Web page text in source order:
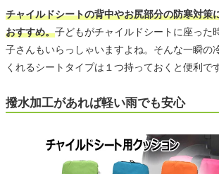
チャイルドシートの背中やお尻部分の防寒対策
おすすめ。子どもがチャイルドシートに座った
子さんもいらっしゃいますよね。そんな一瞬の
くれるシートタイプは１つ持っておくと便利で
撥水加工があれば軽い雨でも安心